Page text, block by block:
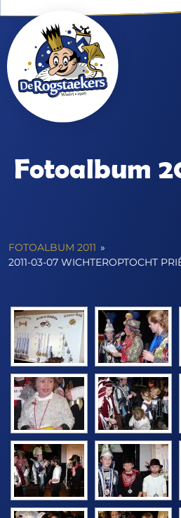
Fotoalbum
FOTOALBUM 2011 »
2011-03-07 WICHTEROPTOCHT